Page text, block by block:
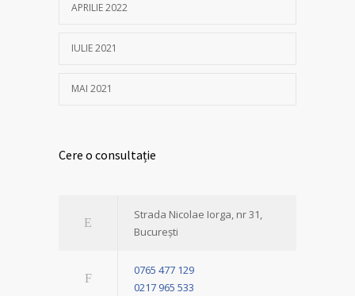
APRILIE 2022
IULIE 2021
MAI 2021
Cere o consultație
Strada Nicolae Iorga, nr 31,
București
0765 477 129
0217 965 533